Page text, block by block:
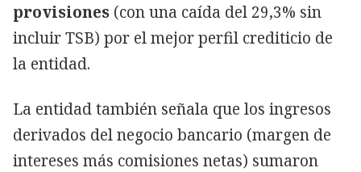
provisiones (con una caída del 29,3% sin
incluir TSB) por el mejor perfil crediticio de
la entidad.
La entidad también señala que los ingresos
derivados del negocio bancario (margen de
intereses más comisiones netas) sumaron